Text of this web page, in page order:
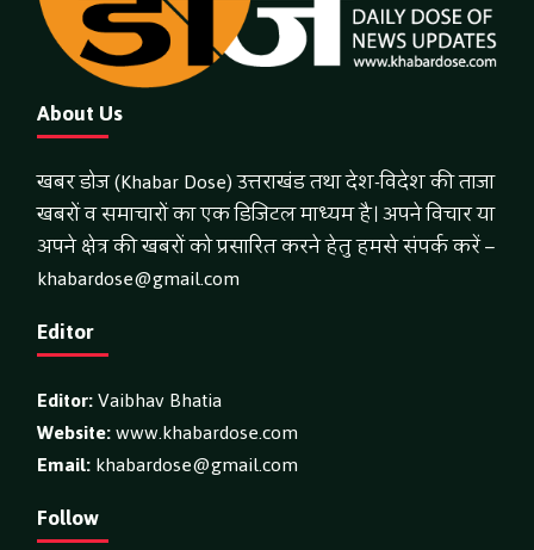
About Us
खबर डोज (Khabar Dose) उत्तराखंड तथा देश-विदेश की ताजा
खबरों व समाचारों का एक डिजिटल माध्यम है। अपने विचार या
अपने क्षेत्र की खबरों को प्रसारित करने हेतु हमसे संपर्क करें –
khabardose@gmail.com
Editor
Editor:Vaibhav Bhatia
Website:www.khabardose.com
Email:khabardose@gmail.com
Follow